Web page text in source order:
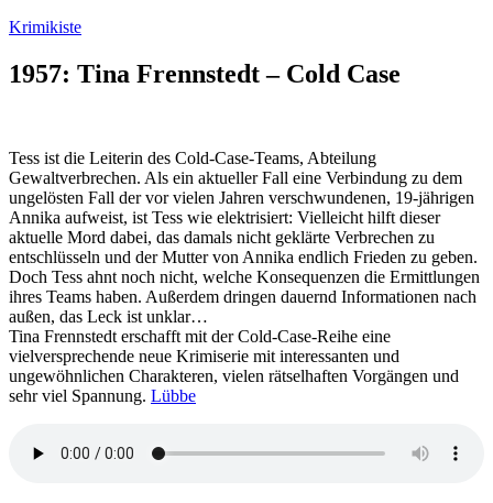
Zum
springen
Krimikiste
1957: Tina Frennstedt – Cold Case
Tess ist die Leiterin des Cold-Case-Teams, Abteilung
Gewaltverbrechen. Als ein aktueller Fall eine Verbindung zu dem
ungelösten Fall der vor vielen Jahren verschwundenen, 19-jährigen
Annika aufweist, ist Tess wie elektrisiert: Vielleicht hilft dieser
aktuelle Mord dabei, das damals nicht geklärte Verbrechen zu
entschlüsseln und der Mutter von Annika endlich Frieden zu geben.
Doch Tess ahnt noch nicht, welche Konsequenzen die Ermittlungen
ihres Teams haben. Außerdem dringen dauernd Informationen nach
außen, das Leck ist unklar…
Tina Frennstedt erschafft mit der Cold-Case-Reihe eine
vielversprechende neue Krimiserie mit interessanten und
ungewöhnlichen Charakteren, vielen rätselhaften Vorgängen und
sehr viel Spannung. Lübbe